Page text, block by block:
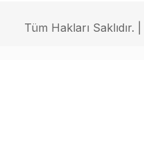
Tüm Hakları Saklıdır. |